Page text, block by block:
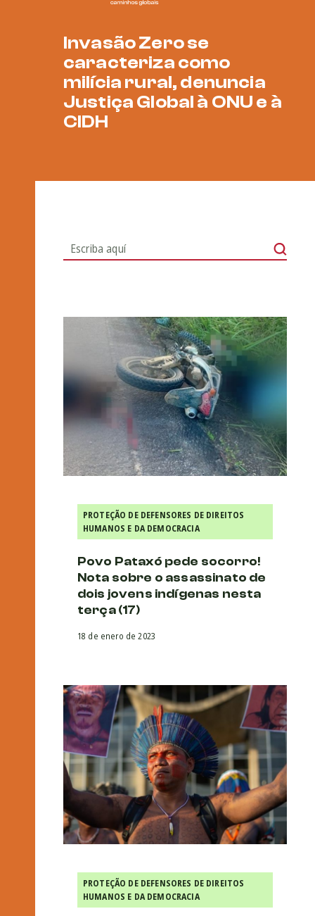
Invasão Zero se
caracteriza como
milícia rural, denuncia
Justiça Global à ONU e à
CIDH
PROTEÇÃO DE DEFENSORES DE DIREITOS
HUMANOS E DA DEMOCRACIA
Povo Pataxó pede socorro!
Nota sobre o assassinato de
dois jovens indígenas nesta
terça (17)
18 de enero de 2023
PROTEÇÃO DE DEFENSORES DE DIREITOS
HUMANOS E DA DEMOCRACIA